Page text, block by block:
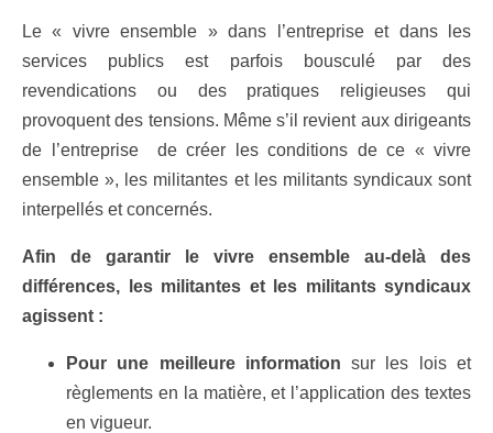
Le « vivre ensemble » dans l’entreprise et dans les
services publics est parfois bousculé par des
revendications ou des pratiques religieuses qui
provoquent des tensions. Même s’il revient aux dirigeants
de l’entreprise de créer les conditions de ce « vivre
ensemble », les militantes et les militants syndicaux sont
interpellés et concernés.
Afin de garantir le vivre ensemble au-delà des
différences, les militantes et les militants syndicaux
agissent :
Pour une meilleure information sur les lois et
règlements en la matière, et l’application des textes
en vigueur.